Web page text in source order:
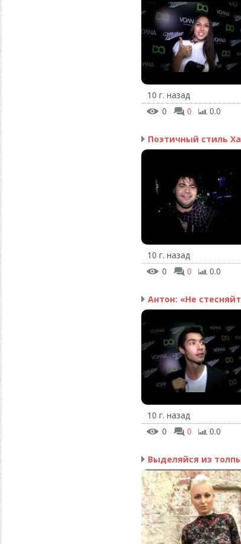
10 г. назад
0
0 0.0
Поэтичный стиль
10 г. назад
0
0 0.0
Антон: «Не
10 г. назад
0
0 0.0
Выделяйся из